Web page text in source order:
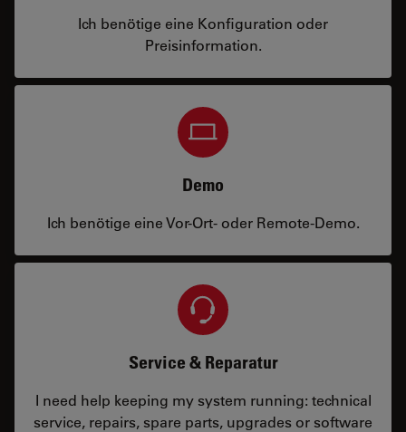
Ich benötige eine Konfiguration oder
Preisinformation.
Demo
Ich benötige eine Vor-Ort- oder Remote-Demo.
Service & Reparatur
I need help keeping my system running: technical
service, repairs, spare parts, upgrades or software